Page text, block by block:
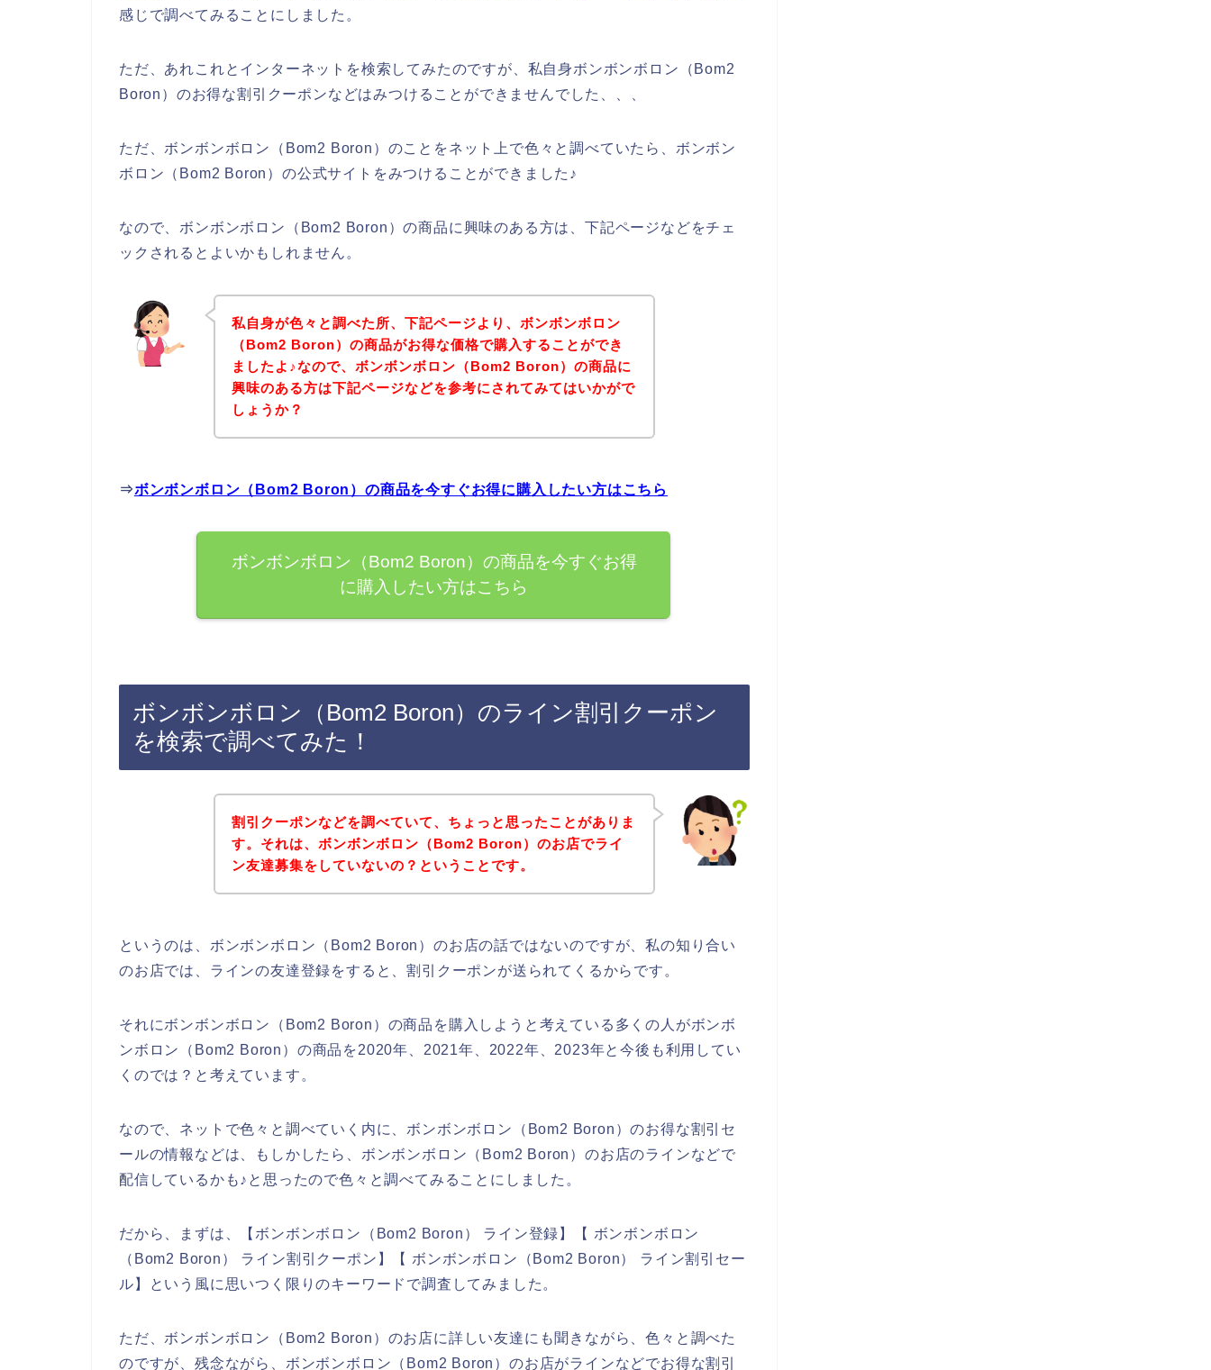
感じで調べてみることにしました。
ただ、あれこれとインターネットを検索してみたのですが、私自身ボンボンボロン（Bom2
Boron）のお得な割引クーポンなどはみつけることができませんでした、、、
ただ、ボンボンボロン（Bom2 Boron）のことをネット上で色々と調べていたら、ボンボン
ボロン（Bom2 Boron）の公式サイトをみつけることができました♪
なので、ボンボンボロン（Bom2 Boron）の商品に興味のある方は、下記ページなどをチェ
ックされるとよいかもしれません。
私自身が色々と調べた所、下記ページより、ボンボンボロン
（Bom2 Boron）の商品がお得な価格で購入することができ
ましたよ♪なので、ボンボンボロン（Bom2 Boron）の商品に
興味のある方は下記ページなどを参考にされてみてはいかがで
しょうか？
⇒ボンボンボロン（Bom2 Boron）の商品を今すぐお得に購入したい方はこちら
ボンボンボロン（Bom2 Boron）の商品を今すぐお得
に購入したい方はこちら
ボンボンボロン（Bom2 Boron）のライン割引クーポン
を検索で調べてみた！
割引クーポンなどを調べていて、ちょっと思ったことがありま
す。それは、ボンボンボロン（Bom2 Boron）のお店でライ
ン友達募集をしていないの？ということです。
というのは、ボンボンボロン（Bom2 Boron）のお店の話ではないのですが、私の知り合い
のお店では、ラインの友達登録をすると、割引クーポンが送られてくるからです。
それにボンボンボロン（Bom2 Boron）の商品を購入しようと考えている多くの人がボンボ
ンボロン（Bom2 Boron）の商品を2020年、2021年、2022年、2023年と今後も利用してい
くのでは？と考えています。
なので、ネットで色々と調べていく内に、ボンボンボロン（Bom2 Boron）のお得な割引セ
ールの情報などは、もしかしたら、ボンボンボロン（Bom2 Boron）のお店のラインなどで
配信しているかも♪と思ったので色々と調べてみることにしました。
だから、まずは、【ボンボンボロン（Bom2 Boron） ライン登録】【 ボンボンボロン
（Bom2 Boron） ライン割引クーポン】【 ボンボンボロン（Bom2 Boron） ライン割引セー
ル】という風に思いつく限りのキーワードで調査してみました。
ただ、ボンボンボロン（Bom2 Boron）のお店に詳しい友達にも聞きながら、色々と調べた
のですが、残念ながら、ボンボンボロン（Bom2 Boron）のお店がラインなどでお得な割引